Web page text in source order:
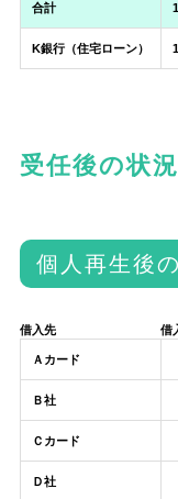
合計
K銀行（住宅ローン）
受任後の状況
個人再生後
借入先 借
Ａカード
Ｂ社
Ｃカード
Ｄ社